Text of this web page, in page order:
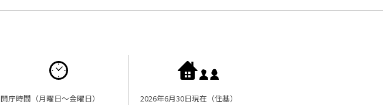
開庁時間（月曜日〜金曜日）
2026年6月30日現在（住基）